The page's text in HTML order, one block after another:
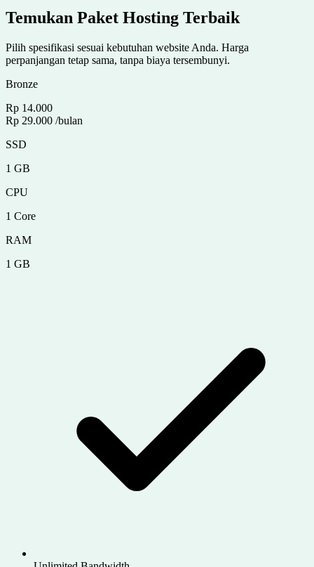
Temukan Paket Hosting Terbaik
Pilih spesifikasi sesuai kebutuhan website Anda. Harga
perpanjangan tetap sama, tanpa biaya tersembunyi.
Bronze
Rp 14.000
Rp 29.000 /bulan
SSD
1 GB
CPU
1 Core
RAM
1 GB